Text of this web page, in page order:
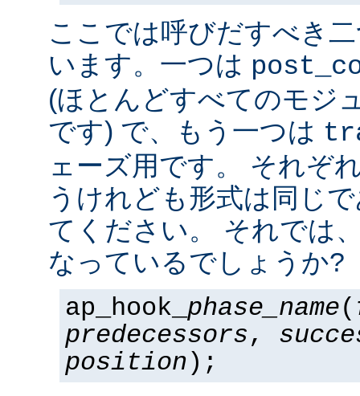
ここでは呼びだすべき
います。一つは
(ほとんどすべてのモジ
です) で、もう一つは
ェーズ用です。 それぞ
うけれども形式は同じ
てください。 それでは
なっているでしょうか?
ap_hook_ phase_name(
predecessors,
position );